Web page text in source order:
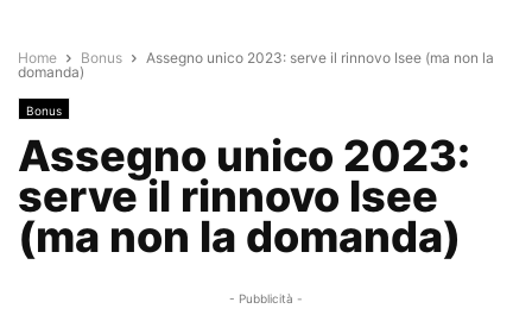
Home Bonus
Assegno unico 2023: serve il rinnovo Isee (ma non la
domanda)
Bonus
Assegno unico 2023:
serve il rinnovo Isee
(ma non la domanda)
- Pubblicità -